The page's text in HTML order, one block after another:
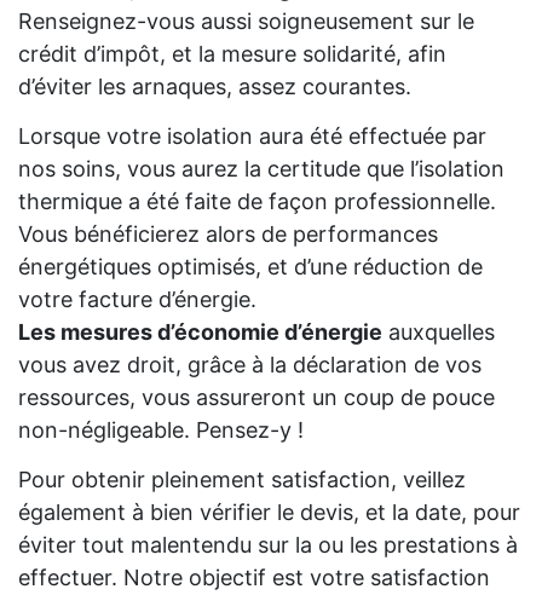
Renseignez-vous aussi soigneusement sur le
crédit d’impôt, et la mesure solidarité, afin
d’éviter les arnaques, assez courantes.
Lorsque votre isolation aura été effectuée par
nos soins, vous aurez la certitude que l’isolation
thermique a été faite de façon professionnelle.
Vous bénéficierez alors de performances
énergétiques optimisés, et d’une réduction de
votre facture d’énergie.
Les mesures d’économie d’énergie auxquelles
vous avez droit, grâce à la déclaration de vos
ressources, vous assureront un coup de pouce
non-négligeable. Pensez-y !
Pour obtenir pleinement satisfaction, veillez
également à bien vérifier le devis, et la date, pour
éviter tout malentendu sur la ou les prestations à
effectuer. Notre objectif est votre satisfaction